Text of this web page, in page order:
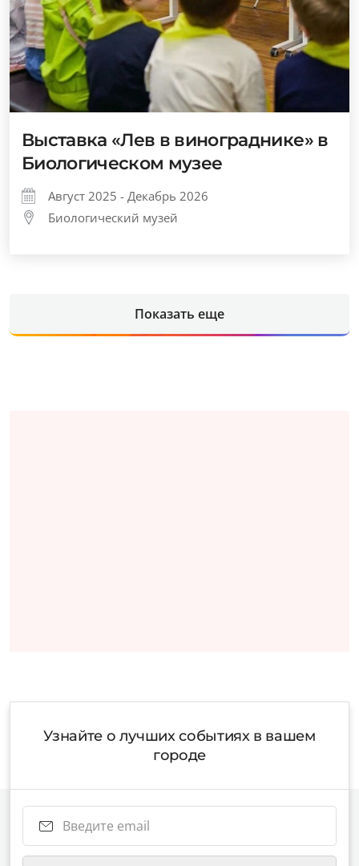
Выставка «Лев в винограднике» в
Биологическом музее
Август 2025 - Декабрь 2026
Биологический музей
Показать еще
Узнайте о лучших событиях в вашем
городе